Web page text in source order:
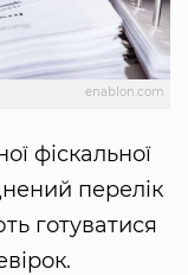
enablon.com
фіскальної
перелік
готуватися